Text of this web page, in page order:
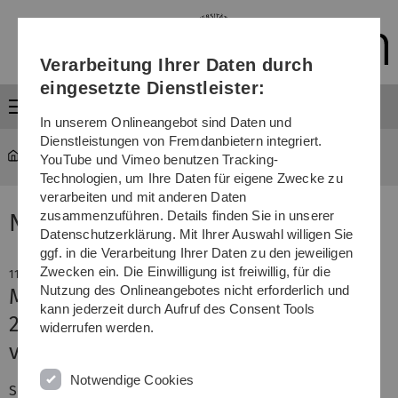
Direkt
Direkt
Direkt
(Sprache,
Drucken,
Media)
Direkt
Direkt
News
11. November 2008
Musikgenuss und Wissenschaft:
27. Merckle-Forschungspreise
vergeben
Selbst die 27. Verleihung der Merckle-Forschungspreise
Verarbeitung Ihrer Daten durch
eingesetzte Dienstleister:
In unserem Onlineangebot sind Daten und
Dienstleistungen von Fremdanbietern integriert.
YouTube und Vimeo benutzen Tracking-
Technologien, um Ihre Daten für eigene Zwecke zu
verarbeiten und mit anderen Daten
zusammenzuführen. Details finden Sie in unserer
Datenschutzerklärung. Mit Ihrer Auswahl willigen Sie
ggf. in die Verarbeitung Ihrer Daten zu den jeweiligen
Zwecken ein. Die Einwilligung ist freiwillig, für die
Nutzung des Onlineangebotes nicht erforderlich und
kann jederzeit durch Aufruf des Consent Tools
widerrufen werden.
Notwendige Cookies